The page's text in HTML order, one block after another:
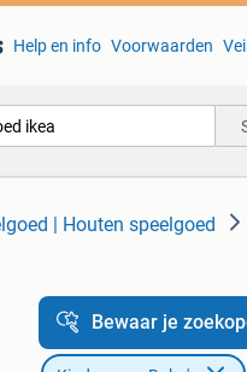
Help en info Voorwaarden
| Houten speelgoed
Bewaar je